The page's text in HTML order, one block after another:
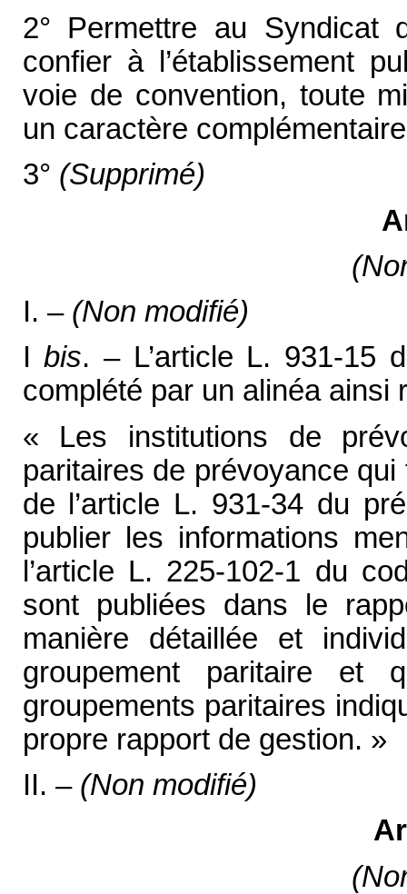
2° Permettre au Syndicat
confier à l’établissement
voie de convention, toute
un caractère
3° (Supprimé)
I. – (Non modifié)
Ibis. – L’article L. 931-15
complété par un alinéa ainsi
« Les institutions de
paritaires de prévoyance
de l’article L. 931-34 du
publier les informations
l’article L. 225-102-1 du
sont publiées dans le
manière détaillée et
groupement paritaire et
groupements paritaires
propre rapport de gestion. »
II. – (Non modifié)